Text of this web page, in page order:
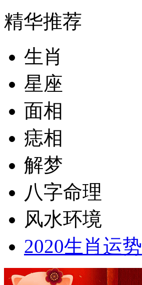
精华推荐
生肖
星座
面相
痣相
解梦
八字命理
风水环境
2020生肖运势